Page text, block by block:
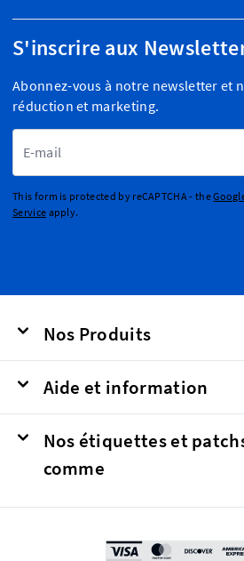
S'inscrire aux
Abonnez-vous à notre newsletter et
réduction et marketing.
This form is protected by reCAPTCHA - the
Service apply.
Nos Produits
Aide et information
Nos étiquettes et
comme